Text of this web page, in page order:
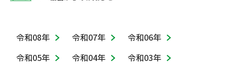
令和08年 令和07年
令和06年
令和05年
令和04年
令和03年